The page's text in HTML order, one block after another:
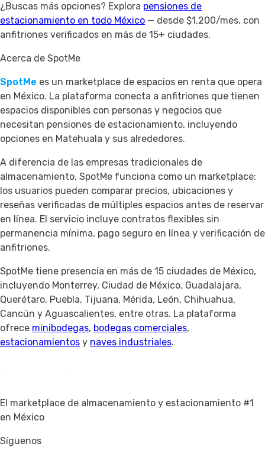
¿Buscas más opciones? Explora pensiones de
estacionamiento en todo México — desde $1,200/mes, con
anfitriones verificados en más de 15+ ciudades.
Acerca de SpotMe
SpotMe es un marketplace de espacios en renta que opera
en México. La plataforma conecta a anfitriones que tienen
espacios disponibles con personas y negocios que
necesitan pensiones de estacionamiento, incluyendo
opciones en Matehuala y sus alrededores.
A diferencia de las empresas tradicionales de
almacenamiento, SpotMe funciona como un marketplace:
los usuarios pueden comparar precios, ubicaciones y
reseñas verificadas de múltiples espacios antes de reservar
en línea. El servicio incluye contratos flexibles sin
permanencia mínima, pago seguro en línea y verificación de
anfitriones.
SpotMe tiene presencia en más de 15 ciudades de México,
incluyendo Monterrey, Ciudad de México, Guadalajara,
Querétaro, Puebla, Tijuana, Mérida, León, Chihuahua,
Cancún y Aguascalientes, entre otras. La plataforma
ofrece minibodegas, bodegas comerciales,
estacionamientos y naves industriales.
El marketplace de almacenamiento y estacionamiento #1
en México
Síguenos